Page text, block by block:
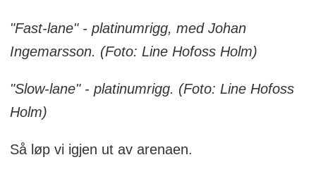
"Fast-lane" - platinumrigg, med Johan
Ingemarsson. (Foto: Line Hofoss Holm)
"Slow-lane" - platinumrigg. (Foto: Line Hofoss
Holm)
Så løp vi igjen ut av arenaen.